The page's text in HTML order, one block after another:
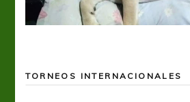
TORNEOS INTERNACIONALES